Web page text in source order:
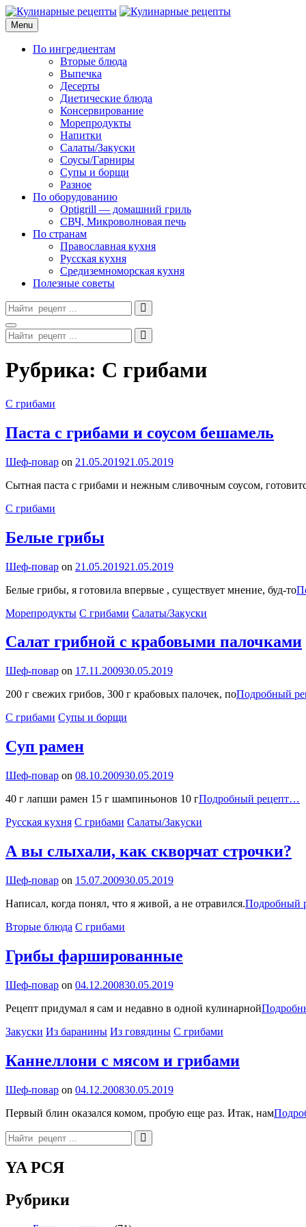
Skip
to
content
Кулинарные рецепты
для домашнего приготовления
Menu
По ингредиентам
Вторые блюда
Выпечка
Десерты
Диетические блюда
Консервирование
Морепродукты
Напитки
Салаты/Закуски
Соусы/Гарниры
Супы и борщи
Разное
По оборудованию
Optigrill — домашний гриль
СВЧ, Микроволновая печь
По странам
Православная кухня
Русская кухня
Средиземноморская кухня
Полезные советы
Search
for:
Search
Search
for:
Site
Overlay
Рубрика: С грибами
Categories
С грибами
Паста с грибами и соусом бешамель
By
Шеф-повар on 21.05.201921.05.2019
Сытная паста с грибами и нежным сливочным соусом,
Categories
С грибами
Белые грибы
By
Шеф-повар on 21.05.201921.05.2019
Белые грибы, я готовила впервые , существует мнение, буд-то
Categories
Морепродукты С грибами Салаты/Закуски
Салат грибной с крабовыми палочками
By
Шеф-повар on 17.11.200930.05.2019
200 г свежих грибов, 300 г крабовых палочек, поПодробный
Categories
С грибами Супы и борщи
Cуп рамен
By
Шеф-повар on 08.10.200930.05.2019
40 г лапши рамен 15 г шампиньонов 10 гПодробный рецепт…
Categories
Русская кухня С грибами Салаты/Закуски
А вы слыхали, как скворчат строчки?
By
Шеф-повар on 15.07.200930.05.2019
Написал, когда понял, что я живой, а не отравился.Подробный
Categories
Вторые блюда С грибами
Грибы фаршированные
By
Шеф-повар on 04.12.200830.05.2019
Рецепт придумал я сам и недавно в одной кулинарной
Categories
Закуски Из баранины Из говядины С грибами
Каннеллони с мясом и грибами
By
Шеф-повар on 04.12.200830.05.2019
Первый блин оказался комом, пробую еще раз. Итак, нам
Search
for:
YA РСЯ
Рубрики